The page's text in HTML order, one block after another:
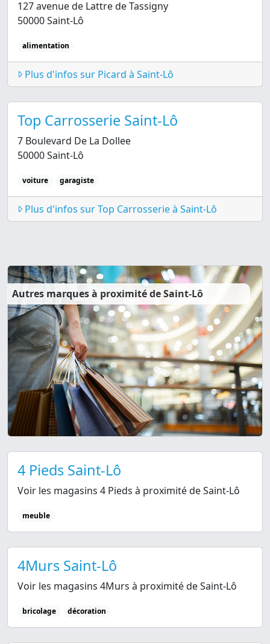
127 avenue de Lattre de Tassigny
50000 Saint-Lô
alimentation
Plus d'infos sur Picard à Saint-Lô
Top Carrosserie Saint-Lô
7 Boulevard De La Dollee
50000 Saint-Lô
voiture garagiste
Plus d'infos sur Top Carrosserie à Saint-Lô
Autres marques à proximité de Saint-Lô
4 Pieds Saint-Lô
Voir les magasins 4 Pieds à proximité de Saint-Lô
meuble
4Murs Saint-Lô
Voir les magasins 4Murs à proximité de Saint-Lô
bricolage décoration